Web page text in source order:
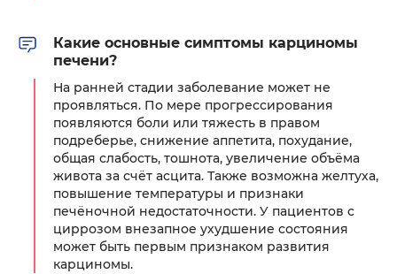
Какие основные симптомы карциномы
печени?
На ранней стадии заболевание может не
проявляться. По мере прогрессирования
появляются боли или тяжесть в правом
подреберье, снижение аппетита, похудание,
общая слабость, тошнота, увеличение объёма
живота за счёт асцита. Также возможна желтуха,
повышение температуры и признаки
печёночной недостаточности. У пациентов с
циррозом внезапное ухудшение состояния
может быть первым признаком развития
карциномы.